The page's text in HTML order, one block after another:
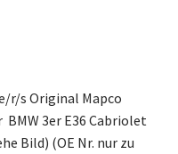
r/s Original Mapco
3er E36 Cabriolet
Bild) (OE Nr. nur zu